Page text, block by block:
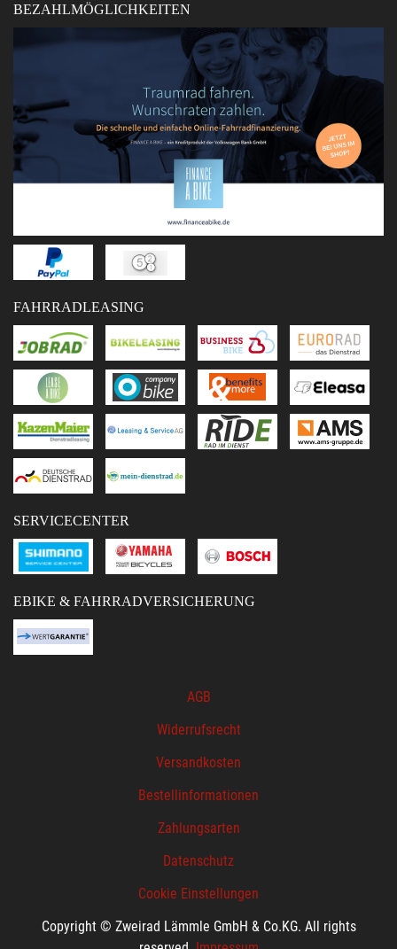
BEZAHLMÖGLICHKEITEN
FAHRRADLEASING
SERVICECENTER
EBIKE & FAHRRADVERSICHERUNG
AGB
Widerrufsrecht
Versandkosten
Bestellinformationen
Zahlungsarten
Datenschutz
Cookie Einstellungen
Copyright © Zweirad Lämmle GmbH & Co.KG. All rights